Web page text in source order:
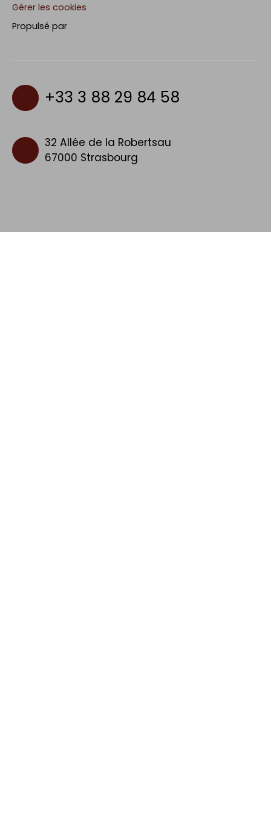
Gérer les cookies
Propulsé par
+33 3 88 29 84 58
32 Allée de la Robertsau
67000 Strasbourg